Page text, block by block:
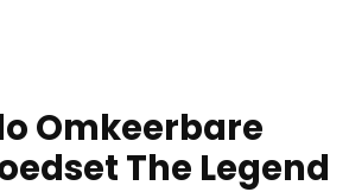
Omkeerbare
The Legend